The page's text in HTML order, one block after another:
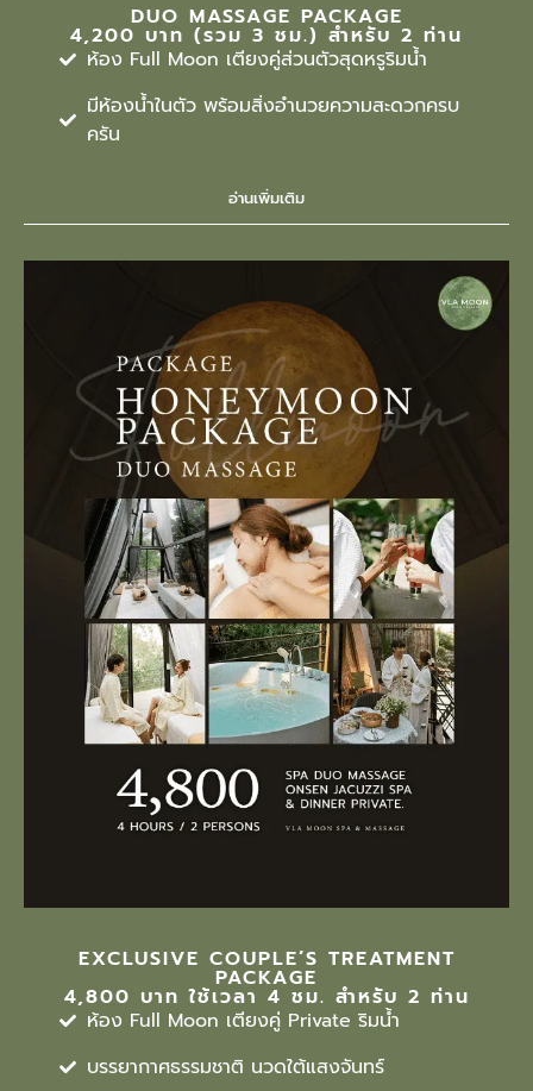
DUO MASSAGE PACKAGE
4,200 บาท (รวม 3 ชม.) สำหรับ 2 ท่าน
ห้อง Full Moon เตียงคู่ส่วนตัวสุดหรูริมน้ำ
มีห้องน้ำในตัว พร้อมสิ่งอำนวยความสะดวกครบ
ครัน
อ่านเพิ่มเติม
EXCLUSIVE COUPLE’S TREATMENT
PACKAGE
4,800 บาท ใช้เวลา 4 ชม. สำหรับ 2 ท่าน
ห้อง Full Moon เตียงคู่ Private ริมน้ำ
บรรยากาศธรรมชาติ นวดใต้แสงจันทร์